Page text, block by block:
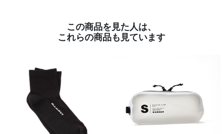
この商品を見た人は、
これらの商品も見ています